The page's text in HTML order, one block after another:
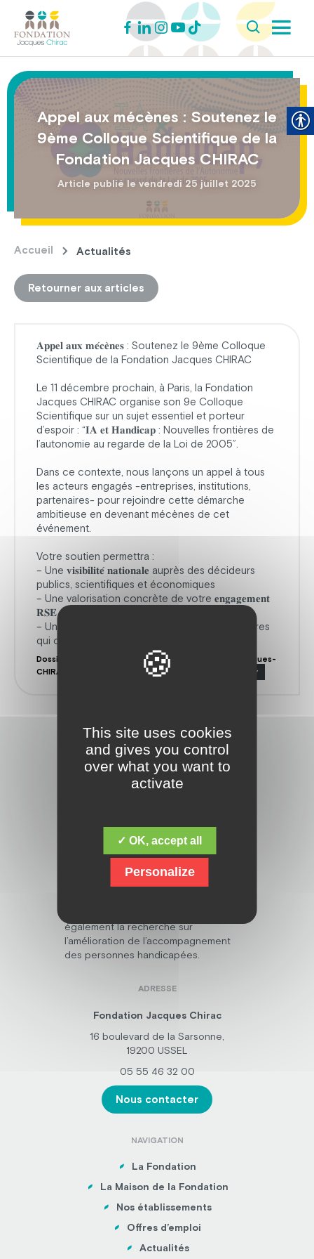
Appel aux mécènes : Soutenez le
9ème Colloque Scientifique de la
Fondation Jacques CHIRAC
Article publié le vendredi 25 juillet 2025
Accueil Actualités
Retourner aux articles
𝐀𝐩𝐩𝐞𝐥 𝐚𝐮𝐱 𝐦𝐞́𝐜𝐞̀𝐧𝐞𝐬 : Soutenez le 9ème Colloque
Scientifique de la Fondation Jacques CHIRAC
Le 11 décembre prochain, à Paris, la Fondation
Jacques CHIRAC organise son 9e Colloque
Scientifique sur un sujet essentiel et porteur
d’espoir : “𝐈𝐀 𝐞𝐭 𝐇𝐚𝐧𝐝𝐢𝐜𝐚𝐩 : Nouvelles frontières de
l’autonomie au regarde de la Loi de 2005”.
Dans ce contexte, nous lançons un appel à tous
les acteurs engagés -entreprises, institutions,
partenaires- pour rejoindre cette démarche
ambitieuse en devenant mécènes de cet
événement.
Votre soutien permettra :
– Une 𝐯𝐢𝐬𝐢𝐛𝐢𝐥𝐢𝐭𝐞́ 𝐧𝐚𝐭𝐢𝐨𝐧𝐚𝐥𝐞 auprès des décideurs
publics, scientifiques et économiques
– Une valorisation concrète de votre 𝐞𝐧𝐠𝐚𝐠𝐞𝐦𝐞𝐧𝐭
𝐑𝐒𝐄
– Une 𝐚𝐜𝐭𝐢𝐨𝐧 𝐬𝐨𝐥𝐢𝐝𝐚𝐢𝐫𝐞, ancrée dans des territoires
qui ont besoin de vous
Dossier-de-mecenat-Colloque-2025-Fondation-Jacques-
CHIRAC-IA-et-Handicap_compressed-1
Télécharger
Découvrez la fondation Jacques Chirac,
dont la mission fondamentale est de
répondre aux besoins des personnes
en situation de handicap mental,
psychique, polyhandicap, et avec des
également la recherche sur
l’amélioration de l’accompagnement
des personnes handicapées.
ADRESSE
Fondation Jacques Chirac
16 boulevard de la Sarsonne,
19200 USSEL
05 55 46 32 00
Nous contacter
NAVIGATION
La Fondation
La Maison de la Fondation
Nos établissements
Offres d’emploi
Actualités
This site uses cookies
and gives you control
over what you want to
activate
✓ OK, accept all
Personalize